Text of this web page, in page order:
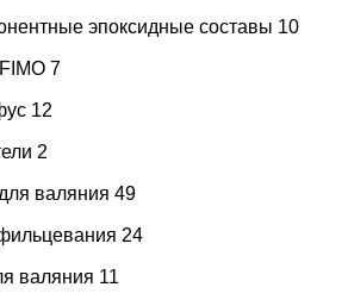
эпоксидные составы 10
7
12
2
валяния 49
24
валяния 11